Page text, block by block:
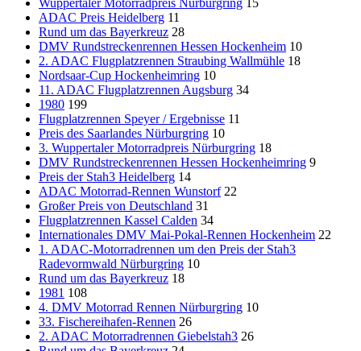
Wuppertaler Motorradpreis Nürburgring 15
ADAC Preis Heidelberg 11
Rund um das Bayerkreuz 28
DMV Rundstreckenrennen Hessen Hockenheim 10
2. ADAC Flugplatzrennen Straubing Wallmühle 18
Nordsaar-Cup Hockenheimring 10
11. ADAC Flugplatzrennen Augsburg 34
1980 199
Flugplatzrennen Speyer / Ergebnisse 11
Preis des Saarlandes Nürburgring 10
3. Wuppertaler Motorradpreis Nürburgring 18
DMV Rundstreckenrennen Hessen Hockenheimring 9
Preis der Stah3 Heidelberg 14
ADAC Motorrad-Rennen Wunstorf 22
Großer Preis von Deutschland 31
Flugplatzrennen Kassel Calden 34
Internationales DMV Mai-Pokal-Rennen Hockenheim 22
1. ADAC-Motorradrennen um den Preis der Stah3
Radevormwald Nürburgring 10
Rund um das Bayerkreuz 18
1981 108
4. DMV Motorrad Rennen Nürburgring 10
33. Fischereihafen-Rennen 26
2. ADAC Motorradrennen Giebelstah3 26